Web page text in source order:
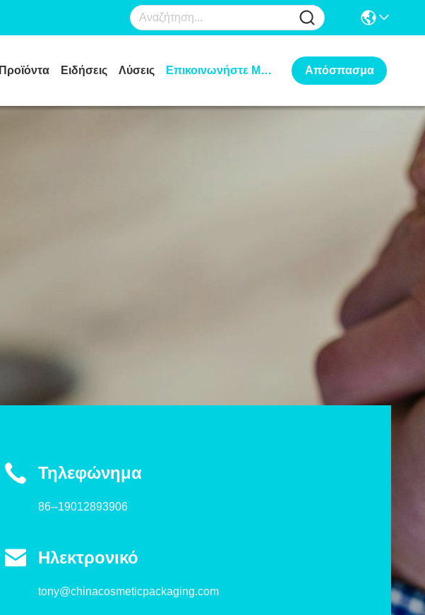
Προϊόντα Ειδήσεις Λύσεις Επικοινωνήστε Μαζί Μας Απόσπασμα
Τηλεφώνημα
86--19012893906
 Ηλεκτρονικό
tony@chinacosmeticpackaging.com